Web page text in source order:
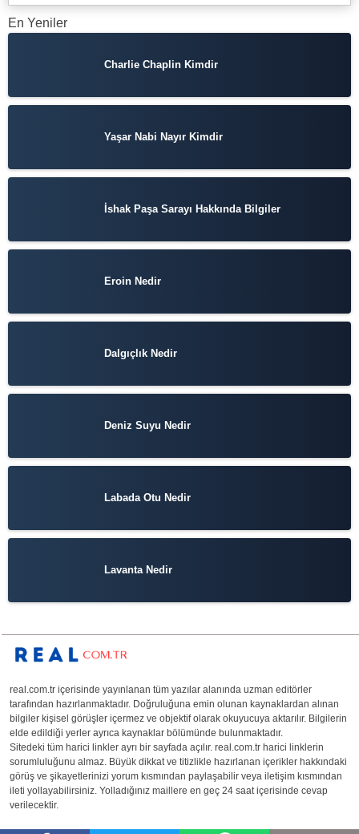
En Yeniler
Charlie Chaplin Kimdir
Yaşar Nabi Nayır Kimdir
İshak Paşa Sarayı Hakkında Bilgiler
Eroin Nedir
Dalgıçlık Nedir
Deniz Suyu Nedir
Labada Otu Nedir
Lavanta Nedir
real.com.tr içerisinde yayınlanan tüm yazılar alanında uzman editörler
tarafından hazırlanmaktadır. Doğruluğuna emin olunan kaynaklardan alınan
bilgiler kişisel görüşler içermez ve objektif olarak okuyucuya aktarılır. Bilgilerin
elde edildiği yerler ayrıca kaynaklar bölümünde bulunmaktadır.
Sitedeki tüm harici linkler ayrı bir sayfada açılır. real.com.tr harici linklerin
sorumluluğunu almaz. Büyük dikkat ve titizlikle hazırlanan içerikler hakkındaki
görüş ve şikayetlerinizi yorum kısmından paylaşabilir veya iletişim kısmından
ileti yollayabilirsiniz. Yolladığınız maillere en geç 24 saat içerisinde cevap
verilecektir.